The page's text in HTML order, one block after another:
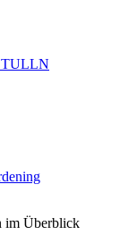
TULLN
im Überblick